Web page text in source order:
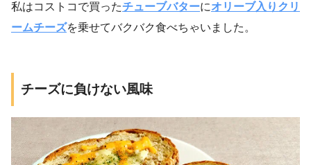
私はコストコで買ったチューブバターにオリーブ入りクリ
ームチーズを乗せてバクバク食べちゃいました。
チーズに負けない風味